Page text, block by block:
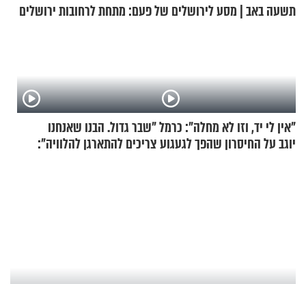
תשעה באב | מסע לירושלים של פעם: מתחת לרחובות ירושלים
"אין לי יד, וזו לא מחלה": כרמל
יוגב על החיסרון שהפך לגעגוע
"שבר גדול. הבנו שאנחנו
צריכים להתארגן להלוויה":